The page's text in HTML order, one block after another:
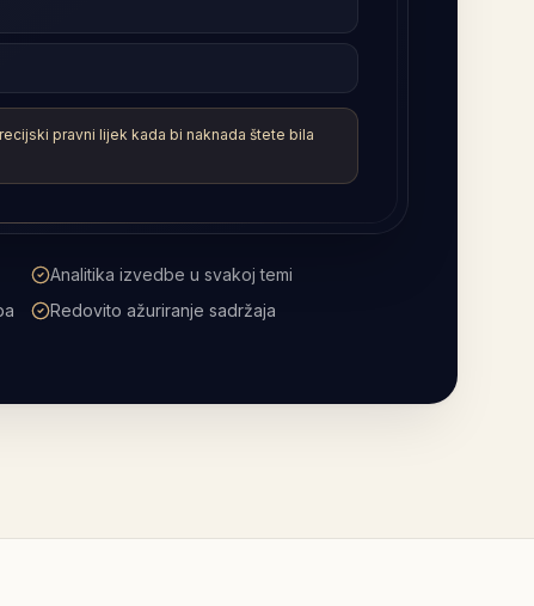
Pomoć pri prevođenju pravnog engleskog